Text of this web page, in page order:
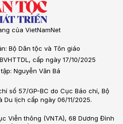
của VietNamNet
Bộ Dân tộc và Tôn giáo
cấp ngày 17/10/2025
Nguyễn Văn Bá
số 57/GP-BC do Cục Báo chí, Bộ
Du lịch cấp ngày 06/11/2025.
Viễn thông (VNTA), 68 Dương Đình